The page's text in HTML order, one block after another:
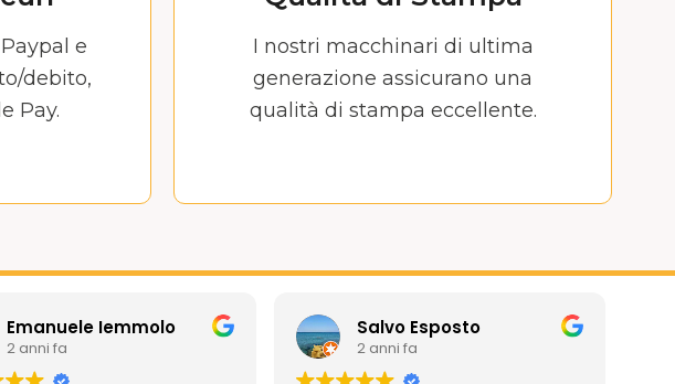
e
debito,
Pay.
I nostri macchinari di ultima
generazione assicurano una
qualità di stampa eccellente.
Emanuele Iemmolo
2 anni fa
Salvo Esposto
2 anni fa